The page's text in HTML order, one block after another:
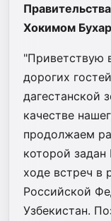
Хокимом
"Приветствую
дорогих
дагестанской
качестве
продолжаем
которой
ходе встреч в
Российской
Узбекистан.